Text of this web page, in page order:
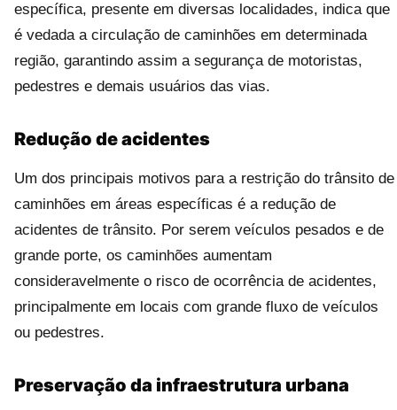
específica, presente em diversas localidades, indica que
é vedada a circulação de caminhões em determinada
região, garantindo assim a segurança de motoristas,
pedestres e demais usuários das vias.
Redução de acidentes
Um dos principais motivos para a restrição do trânsito de
caminhões em áreas específicas é a redução de
acidentes de trânsito. Por serem veículos pesados e de
grande porte, os caminhões aumentam
consideravelmente o risco de ocorrência de acidentes,
principalmente em locais com grande fluxo de veículos
ou pedestres.
Preservação da infraestrutura urbana